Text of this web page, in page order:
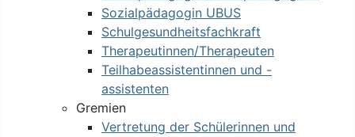
Sozialpädagogin UBUS
Schulgesundheitsfachkraft
Therapeutinnen/Therapeuten
Teilhabeassistentinnen und -
assistenten
Gremien
Vertretung der Schülerinnen und